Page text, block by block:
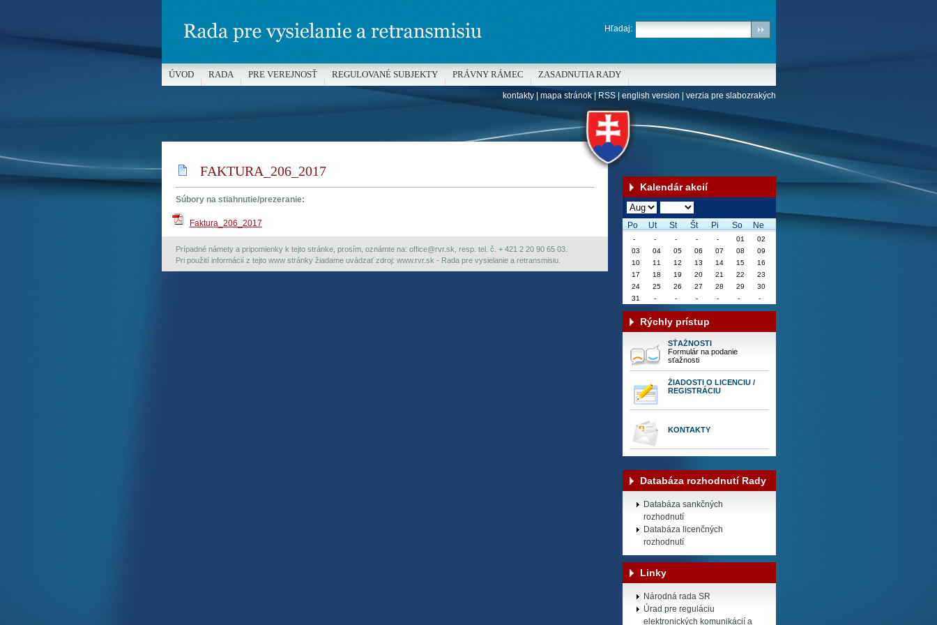
FAKTURA_206_2017
Súbory na stiahnutie/prezeranie:
Faktura_206_2017
Prípadné námety a pripomienky k tejto stránke, prosím, oznámte na: office@rvr.sk, resp. tel. č. + 421 2 20 90 65 03.
Pri použití informácií z tejto www stránky žiadame uvádzať zdroj: www.rvr.sk - Rada pre vysielanie a retransmisiu.
Kalendár akcií
Po Ut St Št Pi So Ne
Rýchly prístup
SŤAŽNOSTI
Formulár na podanie
sťažnosti
ŽIADOSTI O LICENCIU /
REGISTRÁCIU
KONTAKTY
Databáza rozhodnutí Rady
Databáza sankčných
rozhodnutí
Databáza licenčných
rozhodnutí
Linky
Národná rada SR
Úrad pre reguláciu
elektronických komunikácií a
Hľadaj:
ÚVOD RADA PRE VEREJNOSŤ REGULOVANÉ SUBJEKTY PRÁVNY RÁMEC ZASADNUTIA RADY
kontakty| mapa stránok|RSS| english version verzia pre slabozrakých